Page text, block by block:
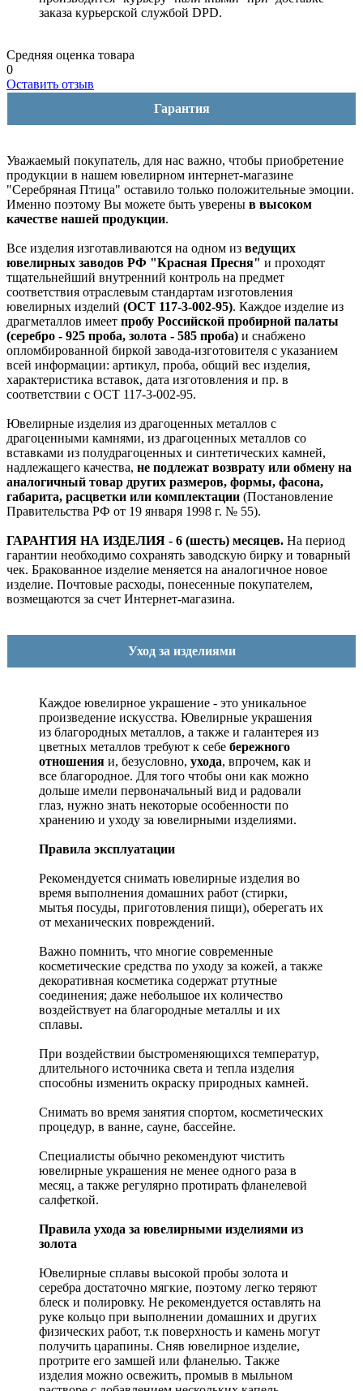
заказа курьерской службой DPD.
Средняя оценка товара
0
Оставить отзыв
Гарантия
Уважаемый покупатель, для нас важно, чтобы приобретение
продукции в нашем ювелирном интернет-магазине
"Серебряная Птица" оставило только положительные эмоции.
Именно поэтому Вы можете быть уверены в высоком
качестве нашей продукции.
Все изделия изготавливаются на одном из ведущих
ювелирных заводов РФ "Красная Пресня" и проходят
тщательнейший внутренний контроль на предмет
соответствия отраслевым стандартам изготовления
ювелирных изделий (ОСТ 117-3-002-95). Каждое изделие из
драгметаллов имеет пробу Российской пробирной палаты
(серебро - 925 проба, золота - 585 проба) и снабжено
опломбированной биркой завода-изготовителя с указанием
всей информации: артикул, проба, общий вес изделия,
характеристика вставок, дата изготовления и пр. в
соответствии с ОСТ 117-3-002-95.
Ювелирные изделия из драгоценных металлов с
драгоценными камнями, из драгоценных металлов со
вставками из полудрагоценных и синтетических камней,
надлежащего качества, не подлежат возврату или обмену на
аналогичный товар других размеров, формы, фасона,
габарита, расцветки или комплектации (Постановление
Правительства РФ от 19 января 1998 г. № 55).
ГАРАНТИЯ НА ИЗДЕЛИЯ - 6 (шесть) месяцев. На период
гарантии необходимо сохранять заводскую бирку и товарный
чек. Бракованное изделие меняется на аналогичное новое
изделие. Почтовые расходы, понесенные покупателем,
возмещаются за счет Интернет-магазина.
Уход за изделиями
Каждое ювелирное украшение - это уникальное
произведение искусства. Ювелирные украшения
из благородных металлов, а также и галантерея из
цветных металлов требуют к себе бережного
отношения и, безусловно, ухода, впрочем, как и
все благородное. Для того чтобы они как можно
дольше имели первоначальный вид и радовали
глаз, нужно знать некоторые особенности по
хранению и уходу за ювелирными изделиями.
Правила эксплуатации
Рекомендуется снимать ювелирные изделия во
время выполнения домашних работ (стирки,
мытья посуды, приготовления пищи), оберегать их
от механических повреждений.
Важно помнить, что многие современные
косметические средства по уходу за кожей, а также
декоративная косметика содержат ртутные
соединения; даже небольшое их количество
воздействует на благородные металлы и их
сплавы.
При воздействии быстроменяющихся температур,
длительного источника света и тепла изделия
способны изменить окраску природных камней.
Снимать во время занятия спортом, косметических
процедур, в ванне, сауне, бассейне.
Специалисты обычно рекомендуют чистить
ювелирные украшения не менее одного раза в
месяц, а также регулярно протирать фланелевой
салфеткой.
Правила ухода за ювелирными изделиями из
золота
Ювелирные сплавы высокой пробы золота и
серебра достаточно мягкие, поэтому легко теряют
блеск и полировку. Не рекомендуется оставлять на
руке кольцо при выполнении домашних и других
физических работ, т.к поверхность и камень могут
получить царапины. Сняв ювелирное изделие,
протрите его замшей или фланелью. Также
изделия можно освежить, промыв в мыльном